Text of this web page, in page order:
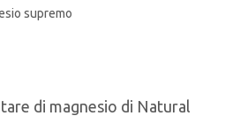
supremo
di magnesio di Natural